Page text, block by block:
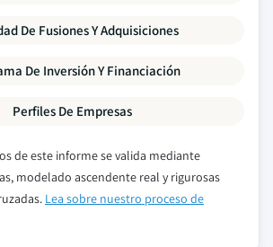
De Fusiones Y Adquisiciones
De Inversión Y Financiación
Perfiles De Empresas
de este informe se valida mediante
modelado ascendente real y rigurosas
Lea sobre nuestro proceso de